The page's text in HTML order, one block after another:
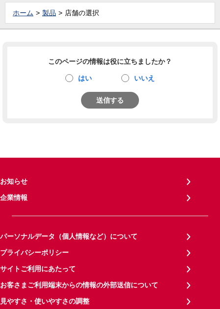
ホーム 製品 店舗の選択
このページの情報は役に立ちましたか？
はい いいえ
送信する
お知らせ
企業情報
パーソナルデータ（個人情報など）について
プライバシーポリシー
サイトご利用にあたって
お客さまご利用端末からの情報の外部送信について
見やすさ・使いやすさの調整